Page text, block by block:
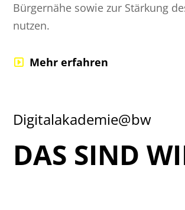
Bürgernähe sowie zur Stärkung
nutzen.
Mehr erfahren
Digitalakademie@bw
DAS SIND